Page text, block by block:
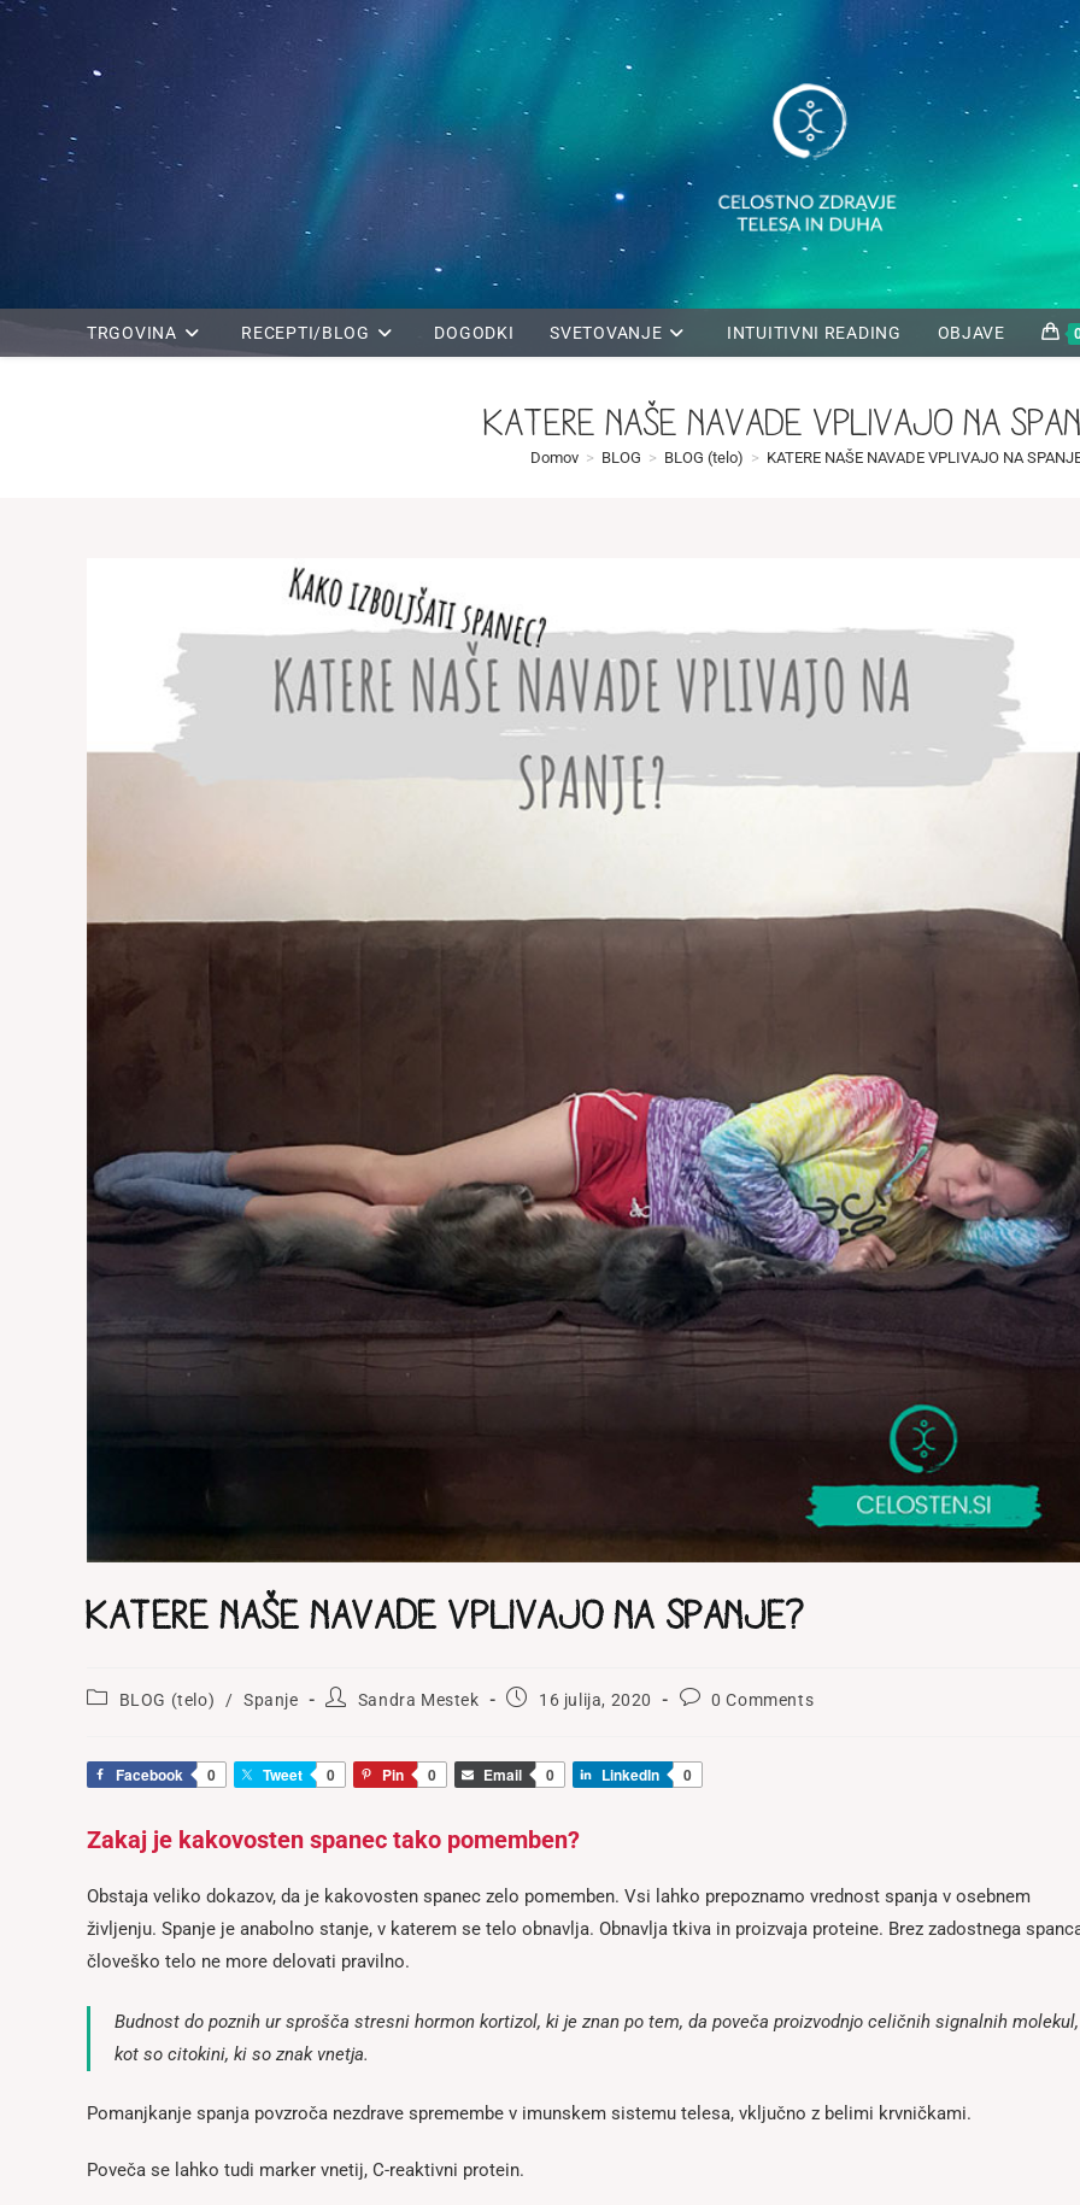
Skip
TRGOVINA RECEPTI/BLOG DOGODKI SVETOVANJE INTUITIVNI READING OBJAVE
KATERE NAŠE NAVADE VPLIVAJO NA
Domov > BLOG > BLOG (telo) > KATERE NAŠE NAVADE VPLIVAJO NA
KATERE NAŠE NAVADE VPLIVAJO NA SPANJE?
PostBLOG (telo) / Spanje
PostSandra Mestek
Post16 julija, 2020
Post0 Comments
Facebook 0 Tweet 0 Pin 0 Email 0 LinkedIn 0
Zakaj je kakovosten spanec tako pomemben?
Obstaja veliko dokazov, da je kakovosten spanec zelo pomemben. Vsi lahko prepoznamo vrednost spanja v osebnem
življenju. Spanje je anabolno stanje, v katerem se telo obnavlja. Obnavlja tkiva in proizvaja proteine. Brez zadostnega
človeško telo ne more delovati pravilno.
Budnost do poznih ur sprošča stresni hormon kortizol, ki je znan po tem, da poveča proizvodnjo celičnih signalnih molekul,
kot so citokini, ki so znak vnetja.
Pomanjkanje spanja povzroča nezdrave spremembe v imunskem sistemu telesa, vključno z belimi krvničkami.
Poveča se lahko tudi marker vnetij, C-reaktivni protein.